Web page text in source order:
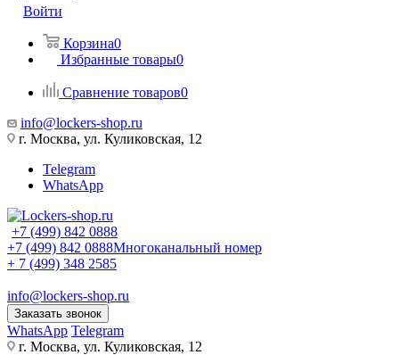
Войти
Корзина0
Избранные товары0
Сравнение товаров0
info@lockers-shop.ru
г. Москва, ул. Куликовская, 12
Telegram
WhatsApp
+7 (499) 842 0888
+7 (499) 842 0888Многоканальный номер
+ 7 (499) 348 2585
info@lockers-shop.ru
Заказать звонок
WhatsApp Telegram
г. Москва, ул. Куликовская, 12